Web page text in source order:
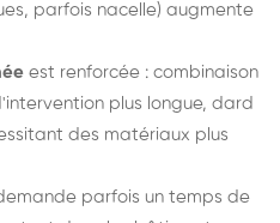
parfois nacelle) augmente
est renforcée : combinaison
plus longue, dard
des matériaux plus
parfois un temps de